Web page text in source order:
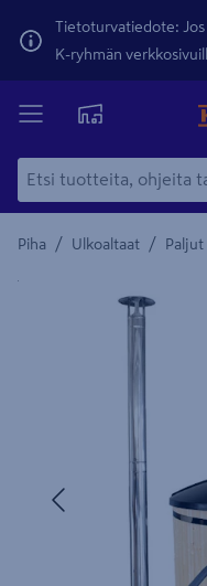
Tietoturvatiedote:
K-ryhmän
Piha / Ulkoaltaat / Paljut
Yksityiskohtainen